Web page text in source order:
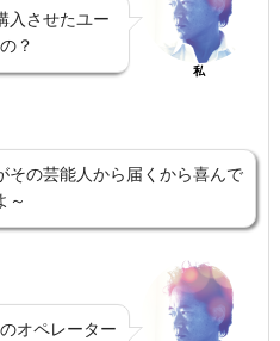
入させたユー
？
私
その芸能人から届くから喜んで
～
オペレーター